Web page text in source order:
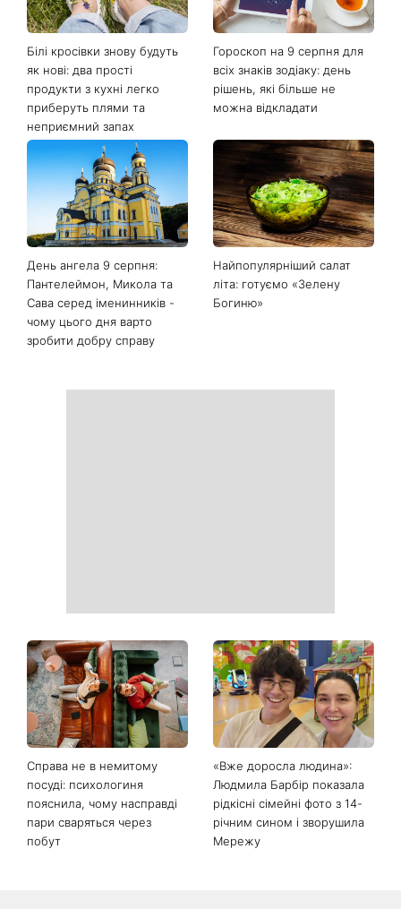
Білі кросівки знову будуть
як нові: два прості
продукти з кухні легко
приберуть плями та
неприємний запах
Гороскоп на 9 серпня для
всіх знаків зодіаку: день
рішень, які більше не
можна відкладати
День ангела 9 серпня:
Пантелеймон, Микола та
Сава серед іменинників -
чому цього дня варто
зробити добру справу
Найпопулярніший салат
літа: готуємо «Зелену
Богиню»
Справа не в немитому
посуді: психологиня
пояснила, чому насправді
пари сваряться через
побут
«Вже доросла людина»:
Людмила Барбір показала
рідкісні сімейні фото з 14-
річним сином і зворушила
Мережу